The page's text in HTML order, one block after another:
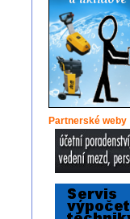
Partnerské weby